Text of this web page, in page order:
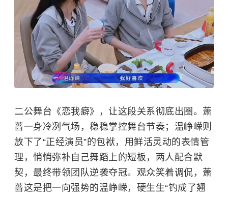
二公舞台《恋我癖》，让这段关系彻底出圈。萧
蔷一身冷冽气场，稳稳掌控舞台节奏；温峥嵘则
放下了“正经演员”的包袱，用鲜活灵动的表情管
理，悄悄弥补自己舞蹈上的短板，两人配合默
契，最终带领团队逆袭夺冠。观众笑着调侃，萧
蔷这是把一向强势的温峥嵘，硬生生“钓成了翘